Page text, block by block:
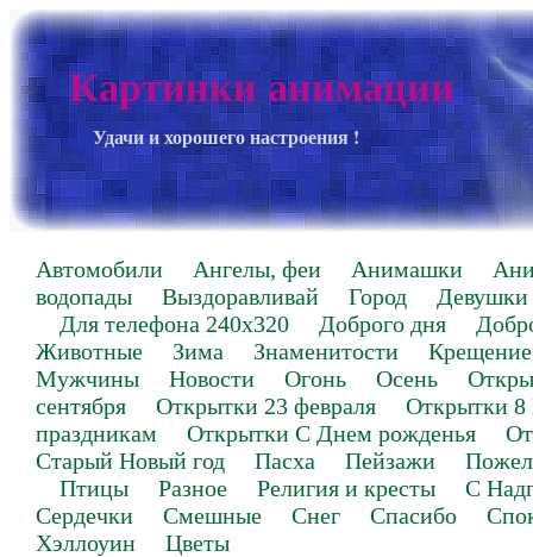
Картинки анимации
Удачи и хорошего настроения !
Автомобили Ангелы, феи Анимашки
водопады
Выздоравливай Город
Девушки
Для телефона 240х320
Доброго дня
Животные
Зима Знаменитости
Крещение
Мужчины
Новости Огонь Осень
сентября
Открытки 23 февраля
Открытки 8
праздникам
Открытки С Днем рожденья
Старый Новый год
Пасха Пейзажи
Птицы
Разное Религия и кресты
С
Сердечки
Смешные Снег Спасибо
Хэллоуин
Цветы